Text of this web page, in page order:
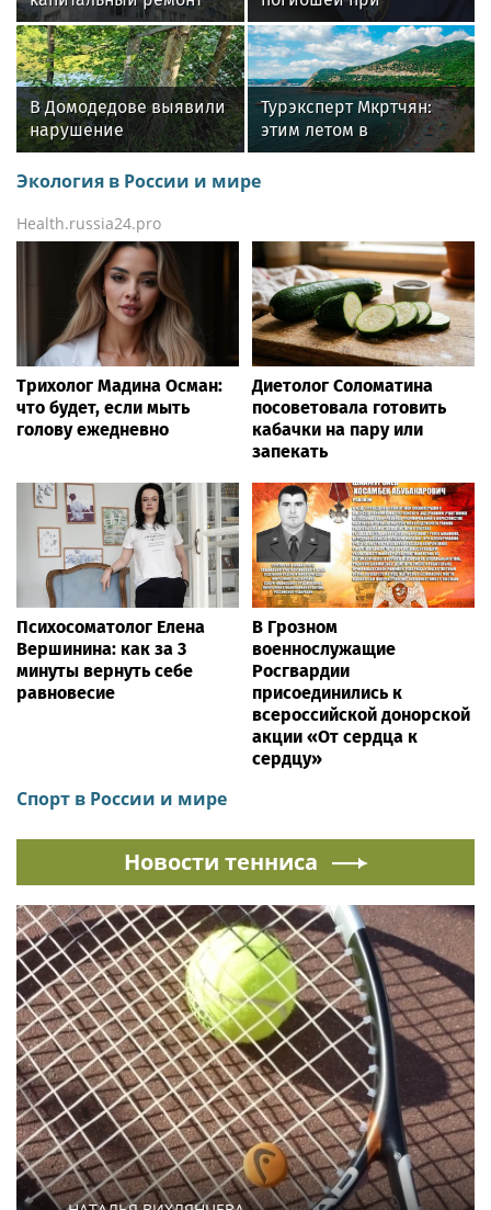
Задача системы ПВВК — не «прослушать» воду, а
очистить ее от носителей этого шума.
Электрохимическая обработка разрушает
молекулы загрязнителей, а этап
структурирования пересобирает воду в мелкие
кластеры, характерные для чистой природной
воды. В результате мы получаем «чистый лист»
без вредоносных частотных сигналов, на котором
мы можем, если захотим, оставить добрый след.
Но, как подчеркивает разработчик Горшков,
главное в воде ПВВК — это не гипотетическая
«запись» наших эмоций, а конкретная физика:
нейтральный pH, отрицательный окислительно-
восстановительный потенциал и полное
отсутствие вредных примесей.
Подробнее о технологии и принципах очистки
воды вы можете узнать на официальном сайте
ВКонтакте:www.vk.com/voda.pvvk
YouTube:
https://www.youtube.com/channel/
Дзен:www.dzen.ru/vodapvvk
Источник:
Этот материал опубликован пользователем сайта через
форму добавления новостей.
публикации. Точка зрения автора может не совпадать с
позицией редакции.
Rss.plus